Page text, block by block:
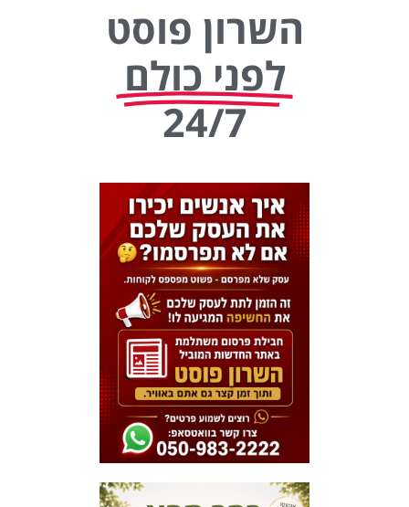
השרון פוסט
לפני כולם
24/7